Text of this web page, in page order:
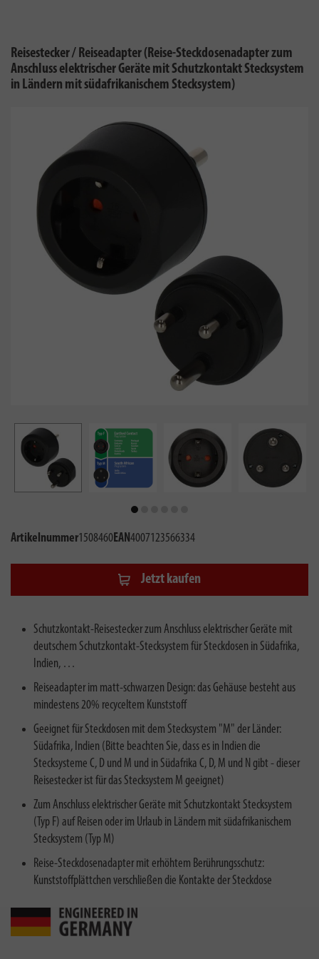
Reisestecker / Reiseadapter (Reise-Steckdosenadapter zum
Anschluss elektrischer Geräte mit Schutzkontakt Stecksystem
in Ländern mit südafrikanischem Stecksystem)
Artikelnummer1508460EAN4007123566334
Jetzt kaufen
Schutzkontakt-Reisestecker zum Anschluss elektrischer Geräte mit
deutschem Schutzkontakt-Stecksystem für Steckdosen in Südafrika,
Indien, …
Reiseadapter im matt-schwarzen Design: das Gehäuse besteht aus
mindestens 20% recyceltem Kunststoff
Geeignet für Steckdosen mit dem Stecksystem "M" der Länder:
Südafrika, Indien (Bitte beachten Sie, dass es in Indien die
Stecksysteme C, D und M und in Südafrika C, D, M und N gibt - dieser
Reisestecker ist für das Stecksystem M geeignet)
Zum Anschluss elektrischer Geräte mit Schutzkontakt Stecksystem
(Typ F) auf Reisen oder im Urlaub in Ländern mit südafrikanischem
Stecksystem (Typ M)
Reise-Steckdosenadapter mit erhöhtem Berührungsschutz:
Kunststoffplättchen verschließen die Kontakte der Steckdose